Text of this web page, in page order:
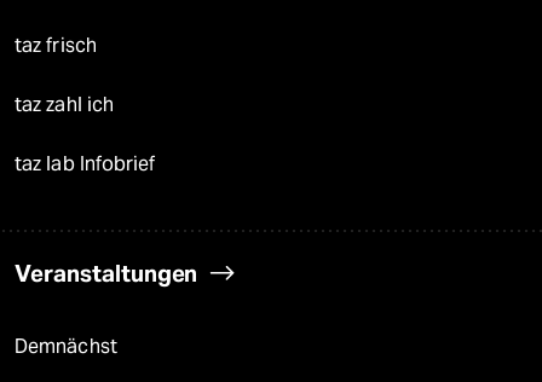
taz frisch
taz zahl ich
taz lab Infobrief
Veranstaltungen
Demnächst